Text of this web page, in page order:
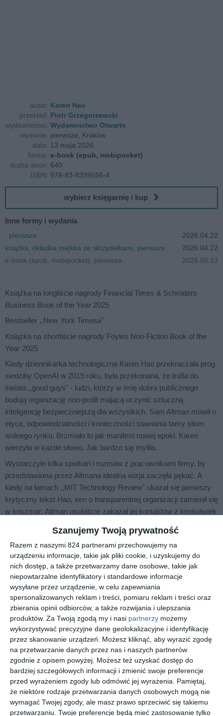
Szanujemy Twoją prywatność
Razem z naszymi 824 partnerami przechowujemy na
urządzeniu informacje, takie jak pliki cookie, i uzyskujemy do
nich dostęp, a także przetwarzamy dane osobowe, takie jak
niepowtarzalne identyfikatory i standardowe informacje
wysyłane przez urządzenie, w celu zapewniania
spersonalizowanych reklam i treści, pomiaru reklam i treści oraz
zbierania opinii odbiorców, a także rozwijania i ulepszania
produktów. Za Twoją zgodą my i nasi partnerzy możemy
wykorzystywać precyzyjne dane geolokalizacyjne i identyfikację
przez skanowanie urządzeń. Możesz kliknąć, aby wyrazić zgodę
na przetwarzanie danych przez nas i naszych partnerów
zgodnie z opisem powyżej. Możesz też uzyskać dostęp do
bardziej szczegółowych informacji i zmienić swoje preferencje
przed wyrażeniem zgody lub odmówić jej wyrażenia. Pamiętaj,
że niektóre rodzaje przetwarzania danych osobowych mogą nie
wymagać Twojej zgody, ale masz prawo sprzeciwić się takiemu
przetwarzaniu. Twoje preferencje będą mieć zastosowanie tylko
autor: Karen Hao
przekład: Piotr Grzegorzewski
wydawnictwo: Wydawnictwo Otwarte
wydanie: pierwsze, Kraków
data: 13 maja 2026
forma: e-book (epub, mobipocket)
liczba stron: 640
ISBN: 978-83-8399556-4
wybierz księgarnię i kup
Inne formy i wydania
, pierwsze
2026.04.22
książka, okładka miękka ze skrzydełkami, pierwsze
2026.04.22
e-book (epub, mobipocket), pierwsze
2026.05.13
Książka na longliście nagrody Financial Times & Schroders
Business Book of the Year 2025
Bestseller ,,New York Timesa"
Książka na shortliście nagrody Foyles Non-Fiction Book of the
Year 2025
Kiedy dziennikarka technologiczna Karen Hao przekraczała próg
siedziby OpenAI w 2019 roku, była przekonana, że trafia do
świata ,,good guys" - ludzi, którzy w imię dobra publicznego
budują organizację non-profit mającą uczynić sztuczną
inteligencję bezpieczniejszą dla wszystkich. Sam Altman mówił o
etyce, odpowiedzialności i konieczności stawiania tamy siłom
wolnego rynku. Brzmiało to jak manifest nowej epoki. Karen
wierzyła w każde słowo. Jak bardzo się myliła.
Wystarczyło kilka spotkań i rozmów z pracownikami firmy, by
przedstawiona przez Altmana idealna wizja zaczęła pękać. A
kiedy na łamach ,,MIT Technology Review" ukazał się pierwszy
krytyczny tekst Hao, sen o transparentnej organizacji zamienił się
w koszmar: Altman osobiście zakazał jej kontaktów z kimkolwiek
przed nią z hukiem.
Od tej chwili Hao działała samotnie i właśnie wtedy jej
dziennikarskie śledztwo nabrało tempa. Dzięki pieczołowicie
budowanym relacjom z osobami z najbliższego otoczenia
Altmana Hao odsłania kulisy sukcesu ChatGPT: niewidzialną
pracę tysięcy nisko opłacanych ludzi z Globalnego Południa,
niepohamowany głód mocy obliczeniowej, pożerające
środowisko centra danych i gigantyczne zbiory danych
gromadzone bez refleksji nad ich kosztami.
Ta książka to nie tylko dramatyczna historia wzlotów i upadków
Sama Altmana. To porywający, bezkompromisowy reportaż,
który odsłania ciemną stronę OpenAI - projektu, który w wizji
Altmana miał być dla ludzkości zbawieniem, a coraz wyraźniej
staje się jej koszmarem.
Karen Haojest nagradzaną dziennikarką zajmującą się wpływem